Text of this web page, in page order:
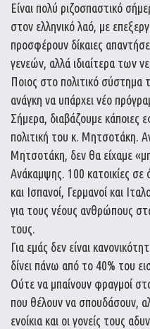
Είναι πολύ ριζοσπαστικό
στον ελληνικό λαό, με
προσφέρουν δίκαιες
γενεών, αλλά ιδιαίτερα των
Ποιος στο πολιτικό σύστημα
ανάγκη να υπάρχει νέο
Σήμερα, διαβάζουμε κάποιες
πολιτική του κ. Μητσοτάκη.
Μητσοτάκη, δεν θα είχαμε
Ανάκαμψης. 100 κατοικίες
και Ισπανοί, Γερμανοί και
για τους νέους ανθρώπους
τους.
Για εμάς δεν είναι
δίνει πάνω από το 40% του
Ούτε να μπαίνουν φραγμοί
που θέλουν να σπουδάσουν,
ενοίκια και οι γονείς τους